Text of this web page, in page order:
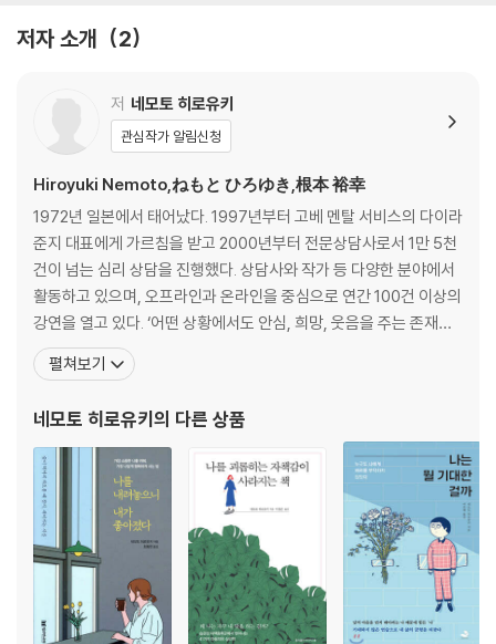
07 나를 옭아매는 자책감의 착각
09 다 잘되고 있는데 왜 나만 풀리지 않을까?
10 나는 왜 이렇게 하찮은 존재일까?
11 나는 용서받을 수 없는 존재다
제3장 자책감이 강할수록 내 생각을 고집할까?
12 속으로는 내 탓 겉으로는 남 탓
13 착각이 만들어낸 규칙이 문제다
14 자책감이 인간관계를 악화시킨다
16 나는 부모의 기대에 부응할 수 없는 나쁜 아이다
제4장 자책감 속에 또 다른 내가 있다
17 겉과 속이 너무 달라 괴롭다
18 접착제가 되어 나타나는 불행한 인간관계
19 물건에 대한 의존증에도 자책감이 숨어 있다
20 타인과의 적절한 거리감을 느끼지 못한다
21 나의 장점에 자책감을 느낀다
22 사랑과 자책감의 양은 비례한다
23 자책감 때문에 타인과의 연결고리를 끊고 싶다
저자 소개 2
저 네모토 히로유키
관심작가 알림신청
Hiroyuki Nemoto,ねもと ひろゆき,根本 裕幸
1972년 일본에서 태어났다. 1997년부터 고베 멘탈 서비스의 다이라
준지 대표에게 가르침을 받고 2000년부터 전문상담사로서 1만 5천
건이 넘는 심리 상담을 진행했다. 상담사와 작가 등 다양한 분야에서
활동하고 있으며, 오프라인과 온라인을 중심으로 연간 100건 이상의
강연을 열고 있다. ‘어떤 상황에서도 안심, 희망, 웃음을 주는 존재가
되고 싶다’는 바람을 가지고 논리적이면서도 경쾌한 화법으로 웃음이
끊이지 않는 상담을 하므로 늘 신청자가 많아 예약 대기자가 줄을 서
자책감이 사라지는 책》 《소심한
펼쳐보기
네모토 히로유키 의 다른 상품